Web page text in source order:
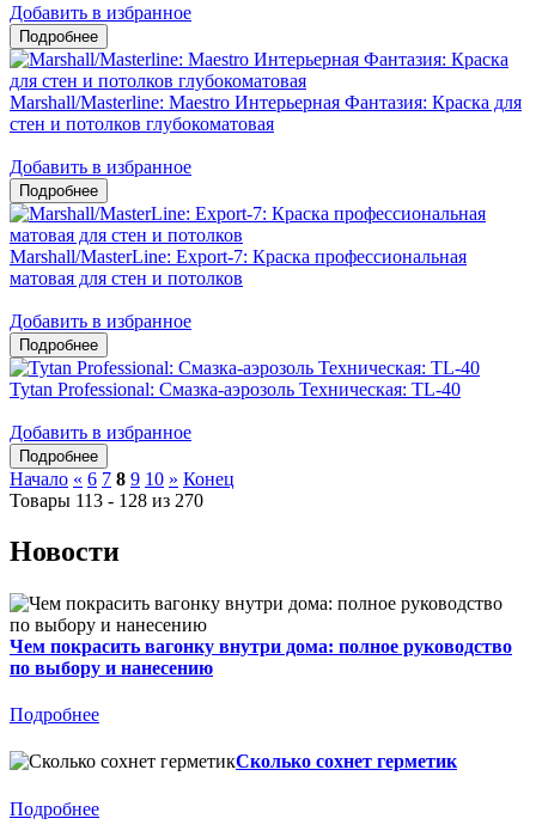
Добавить в избранное
Marshall/Masterline: Maestro Интерьерная Фантазия: Краска для
стен и потолков глубокоматовая
Добавить в избранное
Marshall/MasterLine: Export-7: Краска профессиональная
матовая для стен и потолков
Добавить в избранное
Tytan Professional: Смазка-аэрозоль Техническая: TL-40
Добавить в избранное
Начало « 6 7 8 9 10 » Конец
Товары 113 - 128 из 270
Новости
Чем покрасить вагонку внутри дома: полное руководство
по выбору и нанесению
Подробнее
Сколько сохнет герметик
Подробнее